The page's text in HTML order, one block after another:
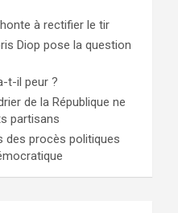
à rectifier le tir
Diop pose la question
t-il peur ?
de la République ne
partisans
des procès politiques